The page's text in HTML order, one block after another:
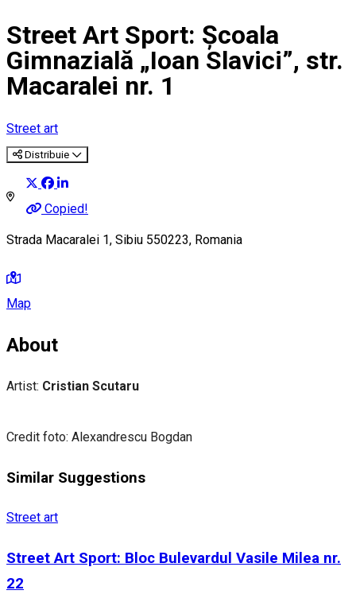
Street Art Sport: Școala
Gimnazială „Ioan Slavici”, str.
Macaralei nr. 1
Street art
Distribuie
Copied!
Strada Macaralei 1, Sibiu 550223, Romania
Map
About
Artist: Cristian Scutaru
Credit foto: Alexandrescu Bogdan
Similar Suggestions
Street art
Street Art Sport: Bloc Bulevardul Vasile Milea nr.
22